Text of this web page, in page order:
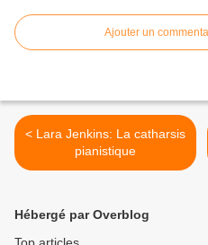
Ajouter un
< Lara Jenkins: La catharsis
pianistique
Hébergé par Overblog